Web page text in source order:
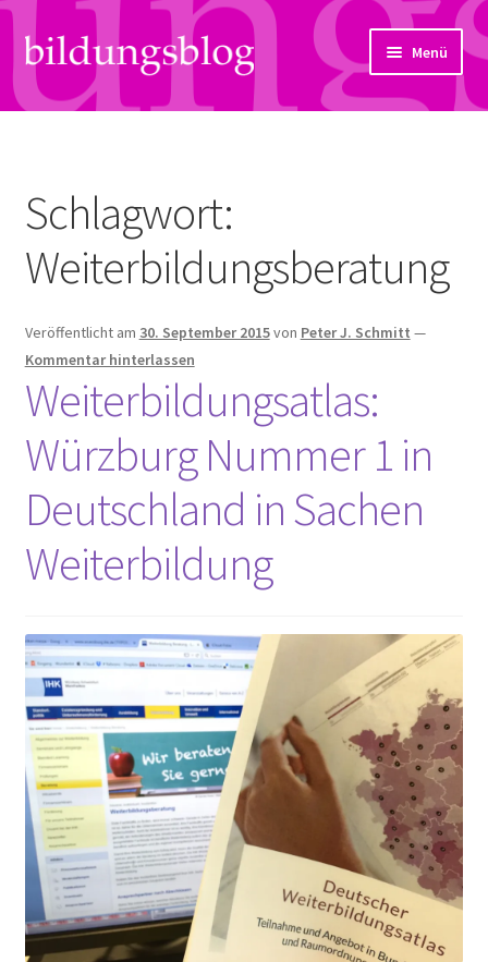
Zur
Navigation
springen
Zum
Inhalt
springen
Menü
Über uns
Links
Kontakt
Subjektiv
Bildungsreport
Hendriks Gedanken
Peps Gedanken
Talks & Tratsch
Alle Beiträge:
Schlagwort:
Weiterbildungsberatung
Veröffentlicht am 30. September 2015von Peter J. Schmitt —
Kommentar hinterlassen
Weiterbildungsatlas:
Würzburg Nummer 1 in
Deutschland in Sachen
Weiterbildung